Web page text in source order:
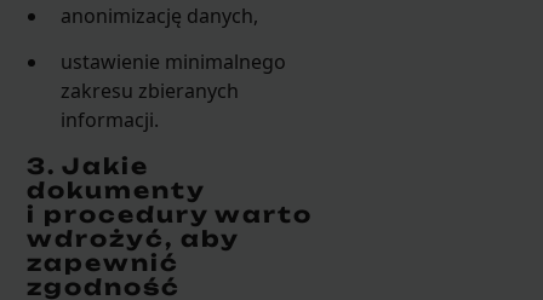
anonimizację danych,
ustawienie minimalnego
zakresu zbieranych
informacji.
3. Jakie
dokumenty
i procedury warto
wdrożyć, aby
zapewnić
zgodność